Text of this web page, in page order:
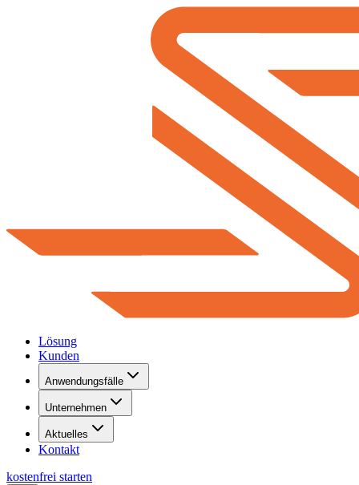
Lösung
Kunden
Anwendungsfälle
Unternehmen
Aktuelles
Kontakt
kostenfrei starten